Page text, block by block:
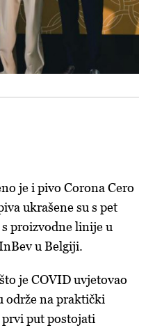
je i pivo Corona Cero
ukrašene su s pet
proizvodne linije u
u Belgiji.
je COVID uvjetovao
održe na praktički
put postojati